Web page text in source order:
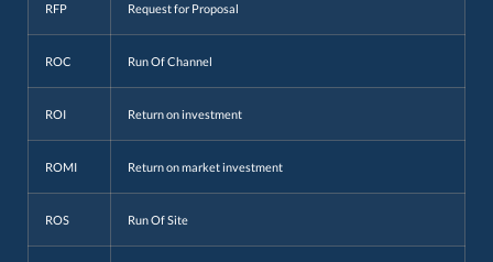
RFP Request for Proposal
ROC Run Of Channel
ROI Return on investment
ROMI Return on market investment
ROS Run Of Site